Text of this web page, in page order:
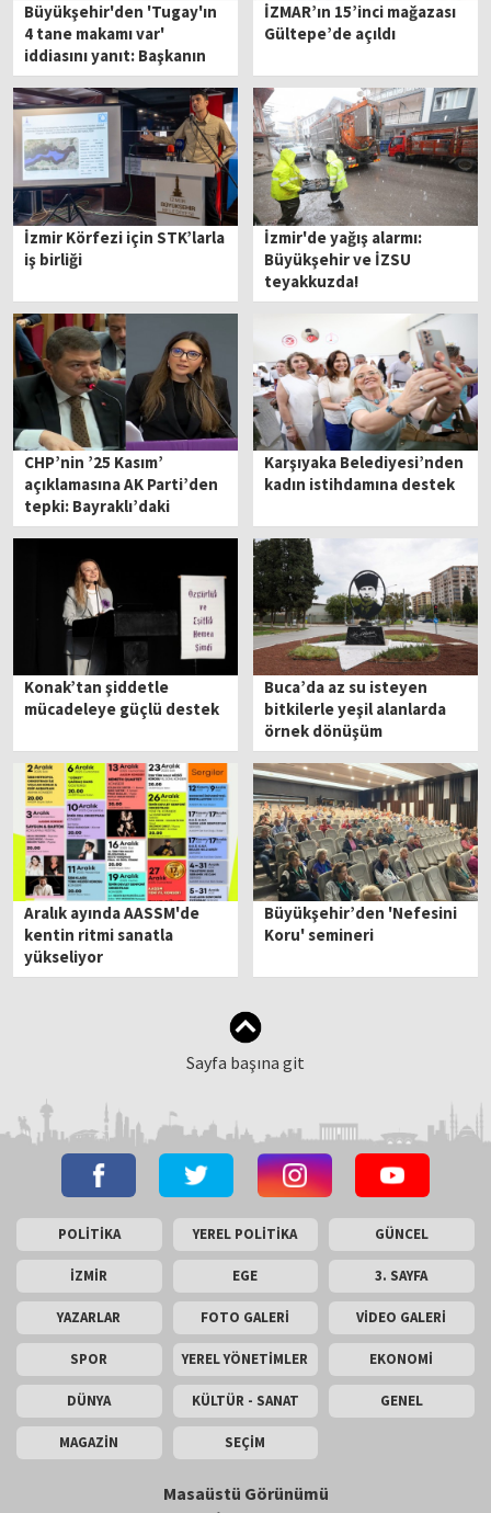
Büyükşehir'den 'Tugay'ın
4 tane makamı var'
iddiasını yanıt: Başkanın
makamı yok, açık ofisi var
İZMAR’ın 15’inci mağazası
Gültepe’de açıldı
İzmir Körfezi için STK’larla
iş birliği
İzmir'de yağış alarmı:
Büyükşehir ve İZSU
teyakkuzda!
CHP’nin ’25 Kasım’
açıklamasına AK Parti’den
tepki: Bayraklı’daki
şiddeti de konuşmalıydı!
Karşıyaka Belediyesi’nden
kadın istihdamına destek
Konak’tan şiddetle
mücadeleye güçlü destek
Buca’da az su isteyen
bitkilerle yeşil alanlarda
örnek dönüşüm
Aralık ayında AASSM'de
kentin ritmi sanatla
yükseliyor
Büyükşehir’den 'Nefesini
Koru' semineri
Sayfa başına git
POLİTİKA YEREL POLİTİKA GÜNCEL
İZMİR EGE 3. SAYFA
YAZARLAR FOTO GALERİ VİDEO GALERİ
SPOR YEREL YÖNETİMLER EKONOMİ
DÜNYA KÜLTÜR - SANAT GENEL
MAGAZİN SEÇİM
Masaüstü Görünümü